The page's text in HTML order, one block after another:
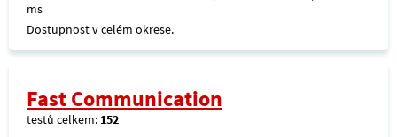
ms
Dostupnost v celém okrese.
Fast Communication
testů celkem: 152